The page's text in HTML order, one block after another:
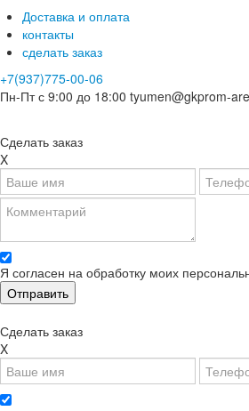
Доставка и оплата
контакты
сделать заказ
+7(937)775-00-06
Пн-Пт с 9:00 до 18:00 tyumen@gkprom-
Сделать заказ
X
Я согласен на обработку моих
Сделать заказ
X